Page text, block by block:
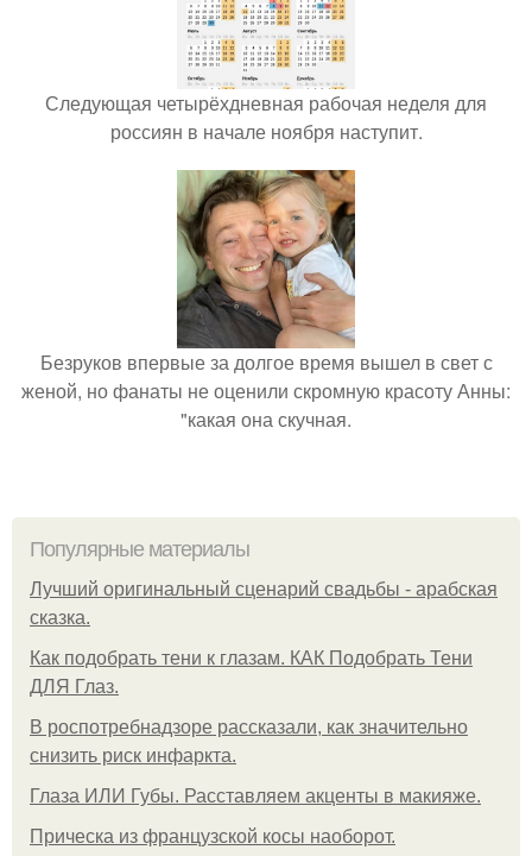
Следующая четырёхдневная рабочая неделя для
россиян в начале ноября наступит.
Безруков впервые за долгое время вышел в свет с
женой, но фанаты не оценили скромную красоту Анны:
"какая она скучная.
Популярные материалы
Лучший оригинальный сценарий свадьбы - арабская
сказка.
Как подобрать тени к глазам. КАК Подобрать Тени
ДЛЯ Глаз.
В роспотребнадзоре рассказали, как значительно
снизить риск инфаркта.
Глаза ИЛИ Губы. Расставляем акценты в макияже.
Прическа из французской косы наоборот.